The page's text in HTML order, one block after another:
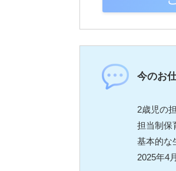
今のお
2歳児の
担当制保
基本的な
2025年4